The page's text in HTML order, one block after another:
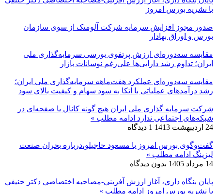
با نشریه بورس امروز
صدور مجوز افزایش سرمایه شرکت آلومتک از سوی سازمان
بورس و اوراق بهادار
مقایسه سه‌دوره‌ای ارزش پرتفوی بورسی سرمایه‌گذاری ملی
ایران؛ تداوم رشد دارایی‌ها علی‌رغم نوسانات بازار
مقایسه سه‌دوره‌ای عملکرد هفت‌ماهه سرمایه‌گذاری ملی ایران؛
رشد درآمدهای عملیاتی با اتکا به سود سهام و کیفیت بالای سود
شرکت سرمایه گذاری ملی ایران هیچ گونه کانال یا صفحه‌ای در
شبکه‌های اجتماعی ندارد ادامه مطلب »
24 اردیبهشت 1413
1 دیدگاه
گفت‌وگوی بورس امروز با مسعود حاجیلو،درباره بحران صنعت
لیزینگ ادامه مطلب »
14 مرداد 1405
بدون دیدگاه
پایان بنگاه داری، آغاز ارزش آفرینی-مصاحبه اختصاصی دکتر حنیفی
با نشریه بورس امروز
ادامه مطلب »